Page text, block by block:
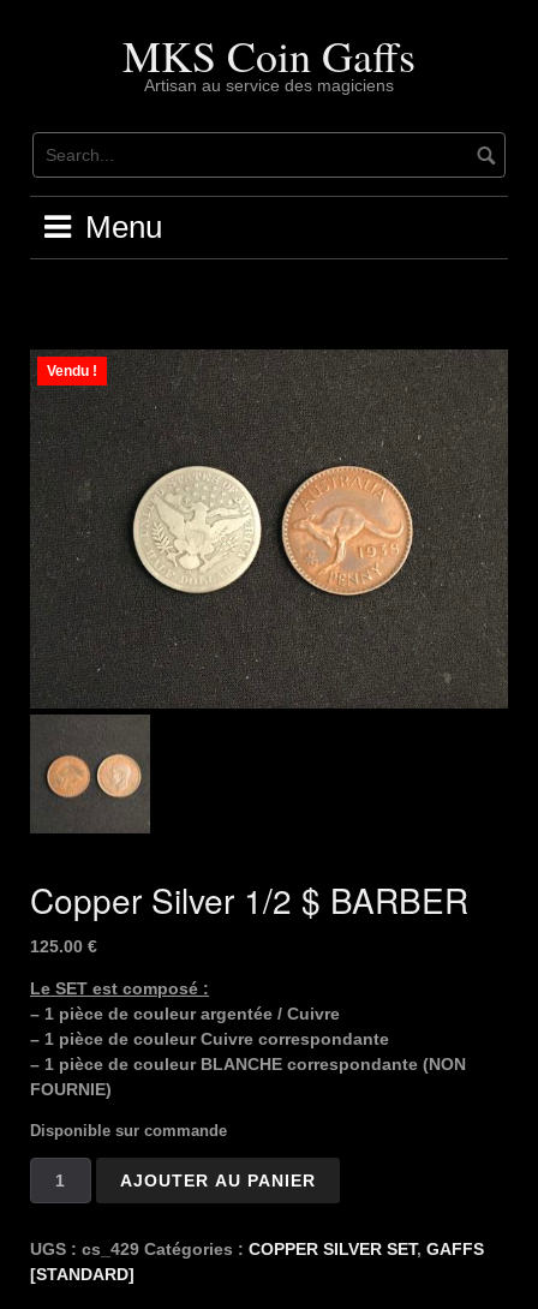
MKS Coin Gaffs
Artisan au service des magiciens
Menu
Vendu !
Copper Silver 1/2 $ BARBER
125.00 €
Le SET est composé :
– 1 pièce de couleur argentée / Cuivre
– 1 pièce de couleur Cuivre correspondante
– 1 pièce de couleur BLANCHE correspondante (NON
FOURNIE)
Disponible sur commande
Silver
1/2
AJOUTER AU PANIER
UGS : cs_429 Catégories : COPPER SILVER SET, GAFFS
[STANDARD]